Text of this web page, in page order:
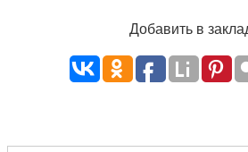
Добавить в